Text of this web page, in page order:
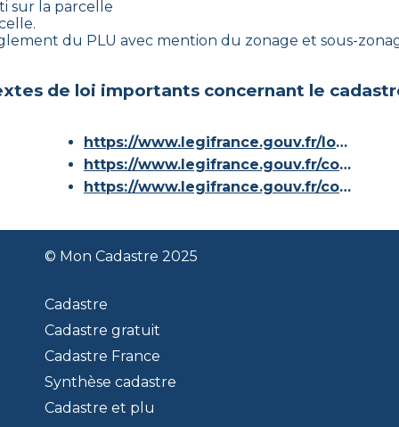
sur la parcelle
du PLU avec mention du zonage et sous-
de loi importants concernant le
https://www.legifrance.gouv.fr/loda/id/JORFTEXT000000686267/
https://www.legifrance.gouv.fr/codes/article_lc/LEGIARTI000036588629/
https://www.legifrance.gouv.fr/codes/id/LEGISCTA000006180153/
© Mon Cadastre 2025
Cadastre
Cadastre gratuit
Cadastre France
Synthèse cadastre
Cadastre et plu